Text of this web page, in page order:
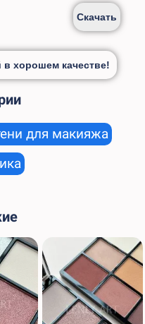
Скачать
в хорошем качестве!
для макияжа